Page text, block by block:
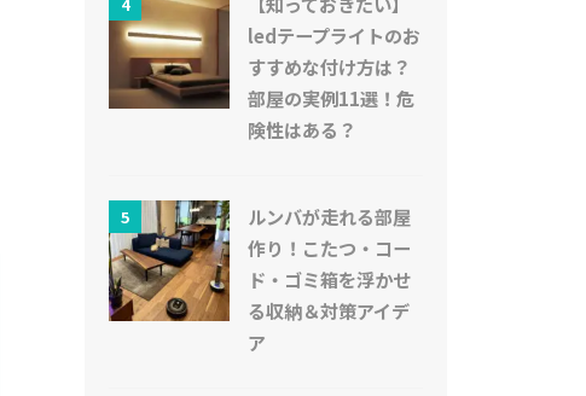
ledテープライトのお
すすめな付け方は？
部屋の実例11選！危
険性はある？
5
ルンバが走れる部屋
作り！こたつ・コー
ド・ゴミ箱を浮かせ
る収納＆対策アイデ
ア